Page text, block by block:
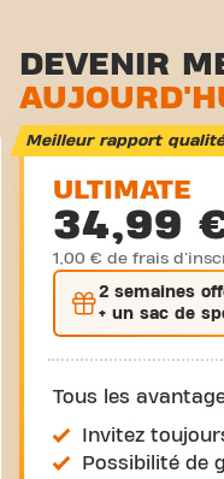
DEVENIR
Meilleur rapport
ULTIMATE
34,99
1,00 € de frais
2 semaines
+ un sac de
Tous les
Invitez
Possibilité de